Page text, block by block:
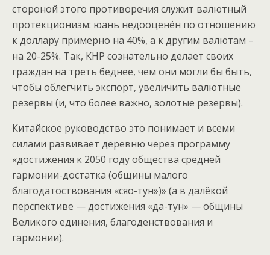
стороной этого противоречия служит валютный
протекционизм: юань недооценён по отношению
к доллару примерно на 40%, а к другим валютам –
на 20-25%. Так, КНР сознательно делает своих
граждан на треть беднее, чем они могли бы быть,
чтобы облегчить экспорт, увеличить валютные
резервы (и, что более важно, золотые резервы).
Китайское руководство это понимает и всеми
силами развивает деревню через программу
«достижения к 2050 году общества средней
гармонии-достатка (общины малого
благодатоствования «сяо-тун»)» (а в далёкой
перспективе — достижения «да-тун» — общины
Великого единения, благоденствования и
гармонии).